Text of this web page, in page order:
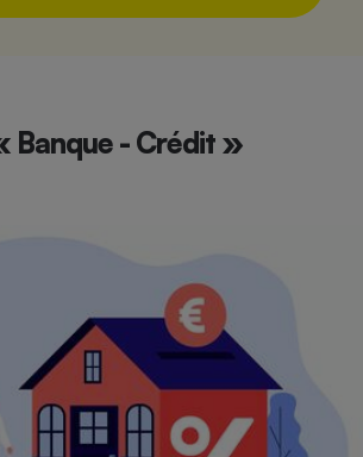
Banque - Crédit »
Climatiseur -
Cafetière à expressos